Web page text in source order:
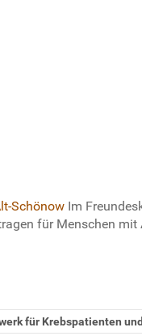
Schönow Im
für Menschen
für Krebspatienten